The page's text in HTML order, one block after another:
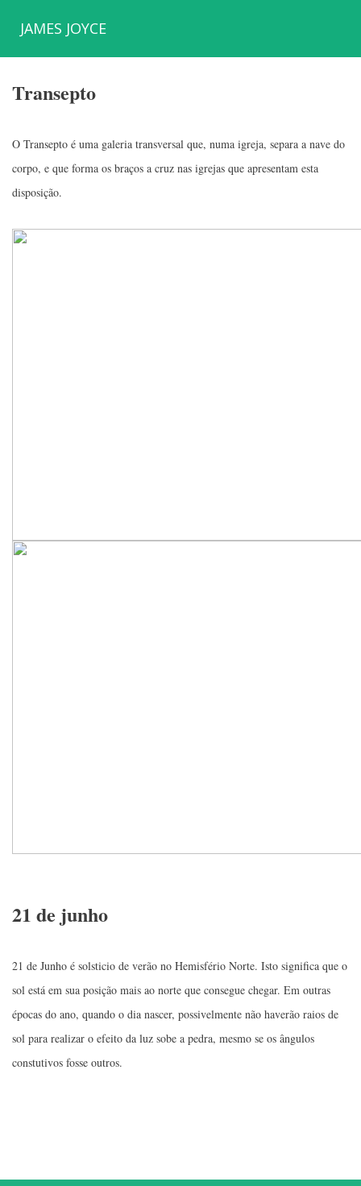
JAMES JOYCE
Transepto
O Transepto é uma galeria transversal que, numa igreja, separa a nave do
corpo, e que forma os braços a cruz nas igrejas que apresentam esta
disposição.
21 de junho
21 de Junho é solsticio de verão no Hemisfério Norte. Isto significa que o
sol está em sua posição mais ao norte que consegue chegar. Em outras
épocas do ano, quando o dia nascer, possivelmente não haverão raios de
sol para realizar o efeito da luz sobe a pedra, mesmo se os ângulos
constutivos fosse outros.